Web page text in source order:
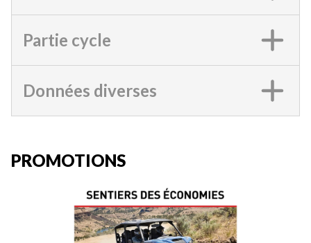
Partie cycle
Données diverses
PROMOTIONS